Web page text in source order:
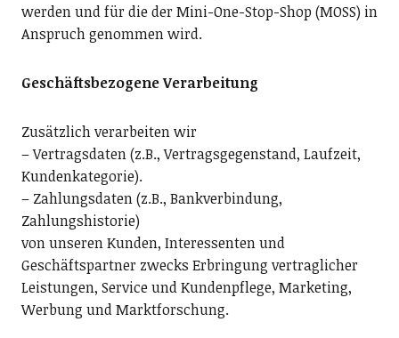
werden und für die der Mini-One-Stop-Shop (MOSS) in
Anspruch genommen wird.
Geschäftsbezogene Verarbeitung
Zusätzlich verarbeiten wir
– Vertragsdaten (z.B., Vertragsgegenstand, Laufzeit,
Kundenkategorie).
– Zahlungsdaten (z.B., Bankverbindung,
Zahlungshistorie)
von unseren Kunden, Interessenten und
Geschäftspartner zwecks Erbringung vertraglicher
Leistungen, Service und Kundenpflege, Marketing,
Werbung und Marktforschung.